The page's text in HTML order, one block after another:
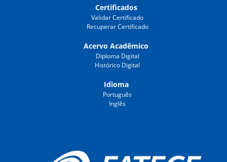
Certificados
Validar Certificado
Recuperar Certificado
Acervo Acadêmico
Diploma Digital
Histórico Digital
Idioma
Português
Inglês